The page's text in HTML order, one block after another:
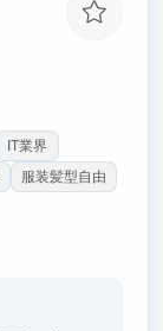
IT業界
服装髪型自由